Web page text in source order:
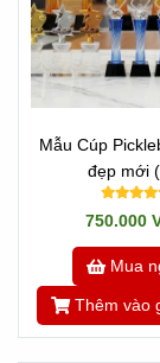
Mẫu Cúp
đẹp mới
750.000
Mua
Thêm vào